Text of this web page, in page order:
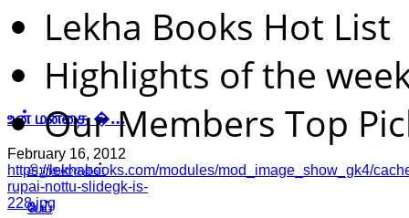
உன் மனதை �…
February 16, 2012
https://lekhabooks.com/modules/mod_image_show_gk4/
rupai-nottu-slidegk-is-
228.jpg
Lekha Books Hot List
Highlights of the
Our Members Top
சிறுகதைகள்
பேய்